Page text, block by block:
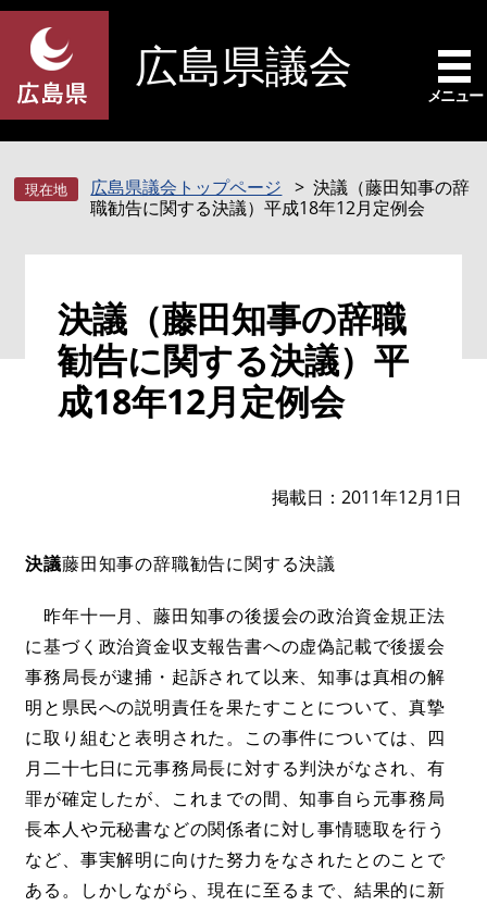
ペ
先
頭
す
メ
を
飛
し
広島県議会
メニュー
広島県議会トップページ
決議（藤田知事の辞
職勧告に関する決議）平成18年12月定例会
決議（藤田知事の辞職
勧告に関する決議）平
成18年12月定例会
掲載日 2011年12月1日
決議藤田知事の辞職勧告に関する決議
昨年十一月、藤田知事の後援会の政治資金規正法
に基づく政治資金収支報告書への虚偽記載で後援会
事務局長が逮捕・起訴されて以来、知事は真相の解
明と県民への説明責任を果たすことについて、真摯
に取り組むと表明された。この事件については、四
月二十七日に元事務局長に対する判決がなされ、有
罪が確定したが、これまでの間、知事自ら元事務局
長本人や元秘書などの関係者に対し事情聴取を行う
など、事実解明に向けた努力をなされたとのことで
ある。しかしながら、現在に至るまで、結果的に新